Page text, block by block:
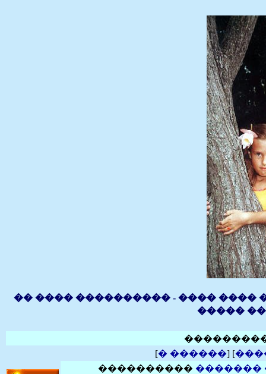
�� ���� ���������� - ���� ����
�����
[� ������] [
���������� �������